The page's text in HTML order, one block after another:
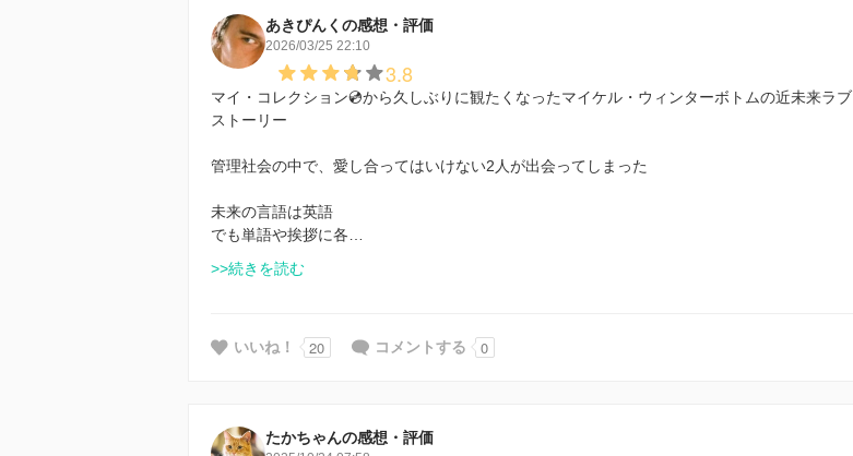
あきぴんくの感想・評価
2026/03/25 22:10
3.8
マイ・コレクション💿️から久しぶりに観たくなったマイケル・ウィンターボトムの近未来ラブ
ストーリー
管理社会の中で、愛し合ってはいけない2人が出会ってしまった
未来の言語は英語
でも単語や挨拶に各…
>>続きを読む
いいね！ 20 コメントする 0
たかちゃんの感想・評価